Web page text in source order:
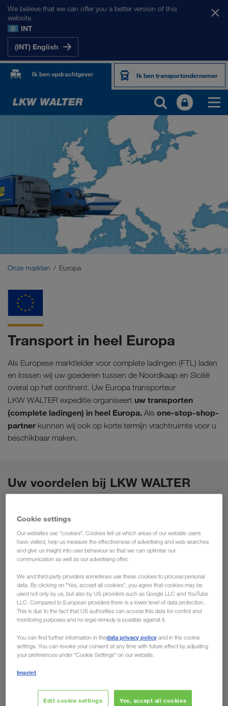
We believe that we can offer you a better version of this
website.
INT
(INT) English
Ik ben opdrachtgever Ik ben transportondernemer
Centraal-Azië
Rusland
Midden-Oosten
Onze markten Europa
Transport in heel Europa
Als Europese marktleider voor complete ladingen (FTL) laden
en lossen wij uw goederen tussen de Noordkaap en Sicilië
overal op het continent. Uw Europa transporteur
LKW WALTER expeditie organiseert uw transporten
(complete ladingen) in heel Europa. Als one-stop-shop-
partner kunnen wij ook op korte termijn vrachtruimte voor u
beschikbaar maken.
Uw voordelen bij LKW WALTER
Communicatie in alle talen van West- en Oost-Europa
en van het Midden-Oosten
Pan-Europees netwerk voor intermodaal transport
Cookie settings
Our websites use "cookies". Cookies tell us which areas of our website users
have visited, help us measure the effectiveness of advertising and web searches
and give us insight into user behaviour so that we can optimise our
communication as well as our advertising offer.
We and third-party providers sometimes use these cookies to process personal
data. By clicking on "Yes, accept all cookies", you agree that cookies may be
used not only by us, but also by US providers such as Google LLC and YouTube
LLC. Compared to European providers there is a lower level of data protection.
This is due to the fact that US authorities can access this data for control and
monitoring purposes and no legal remedy is possible against it.
You can find further information in thedata privacy policy and in the cookie
settings. You can revoke your consent at any time with future effect by adjusting
your preferences under "Cookie Settings" on our website.
Imprint
Edit cookie settings Yes, accept all cookies